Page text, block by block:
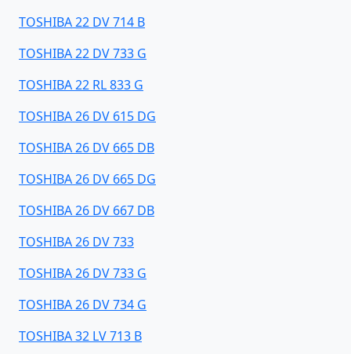
TOSHIBA 22 DV 714 B
TOSHIBA 22 DV 733 G
TOSHIBA 22 RL 833 G
TOSHIBA 26 DV 615 DG
TOSHIBA 26 DV 665 DB
TOSHIBA 26 DV 665 DG
TOSHIBA 26 DV 667 DB
TOSHIBA 26 DV 733
TOSHIBA 26 DV 733 G
TOSHIBA 26 DV 734 G
TOSHIBA 32 LV 713 B